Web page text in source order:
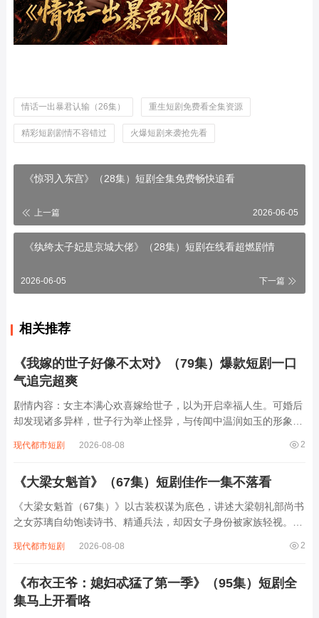
情话一出暴君认输（26集） 重生短剧免费看全集资源
精彩短剧剧情不容错过 火爆短剧来袭抢先看
《惊羽入东宫》（28集）短剧全集免费畅快追看
上一篇 2026-06-05
《纨绔太子妃是京城大佬》（28集）短剧在线看超燃剧情
2026-06-05 下一篇
相关推荐
《我嫁的世子好像不太对》（79集）爆款短剧一口
气追完超爽
剧情内容：女主本满心欢喜嫁给世子，以为开启幸福人生。可婚后
却发现诸多异样，世子行为举止怪异，与传闻中温润如玉的形象大
摸不着头脑的举动。女主在困惑中开始调查，随着谜团逐渐揭开，
2
现代都市短剧 2026-08-08
《大梁女魁首》（67集）短剧佳作一集不落看
《大梁女魁首（67集）》以古装权谋为底色，讲述大梁朝礼部尚书
之女苏璃自幼饱读诗书、精通兵法，却因女子身份被家族轻视。为
野的“女魁首”。期间，她周旋于野心勃勃的太子、隐忍腹黑的三皇
2
现代都市短剧 2026-08-08
《布衣王爷：媳妇忒猛了第一季》（95集）短剧全
集马上开看咯